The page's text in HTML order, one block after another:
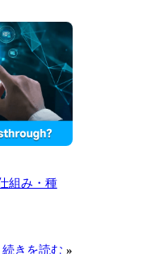
組み・種
続きを読む »